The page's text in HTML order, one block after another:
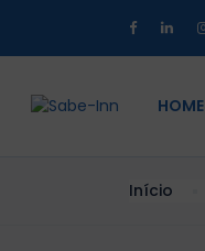
HOME
Início